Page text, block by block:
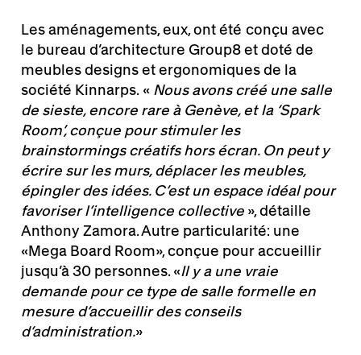
Les aménagements, eux, ont été conçu avec
le bureau d’architecture Group8 et doté de
meubles designs et ergonomiques de la
société Kinnarps. « Nous avons créé une salle
de sieste, encore rare à Genève, et la ‘Spark
Room’, conçue pour stimuler les
brainstormings créatifs hors écran. On peut y
écrire sur les murs, déplacer les meubles,
épingler des idées. C’est un espace idéal pour
favoriser l’intelligence collective », détaille
Anthony Zamora. Autre particularité: une
«Mega Board Room», conçue pour accueillir
jusqu’à 30 personnes. «Il y a une vraie
demande pour ce type de salle formelle en
mesure d’accueillir des conseils
d’administration.»